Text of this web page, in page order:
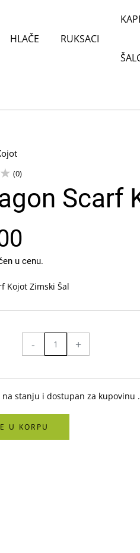
HLAČE RUKSACI
(0)
Scarf
u cenu.
Kojot Zimski Šal
- +
na stanju i dostupan za kupovinu .
U KORPU